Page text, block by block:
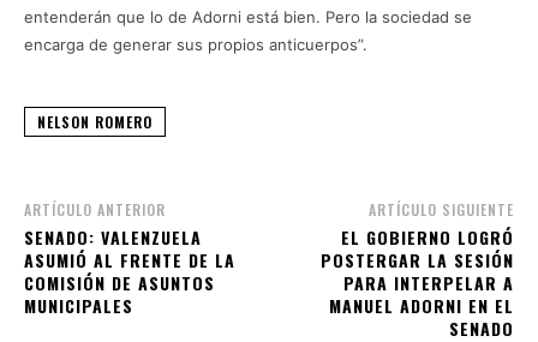
entenderán que lo de Adorni está bien. Pero la sociedad se
encarga de generar sus propios anticuerpos”.
NELSON ROMERO
ARTÍCULO ANTERIOR
SENADO: VALENZUELA
ASUMIÓ AL FRENTE DE LA
COMISIÓN DE ASUNTOS
MUNICIPALES
ARTÍCULO SIGUIENTE
EL GOBIERNO LOGRÓ
POSTERGAR LA SESIÓN
PARA INTERPELAR A
MANUEL ADORNI EN EL
SENADO